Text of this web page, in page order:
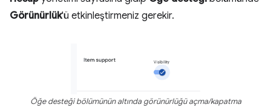
Görünürlük'ü etkinleştirmeniz gerekir.
Öğe desteği bölümünün altında görünürlüğü açma/kapatma